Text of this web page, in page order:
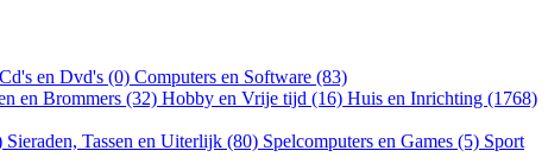
Cd's en Dvd's (0) Computers en Software (83)
en Brommers (32) Hobby en Vrije tijd (16) Huis en Inrichting (1768)
Sieraden, Tassen en Uiterlijk (80) Spelcomputers en Games (5) Sport